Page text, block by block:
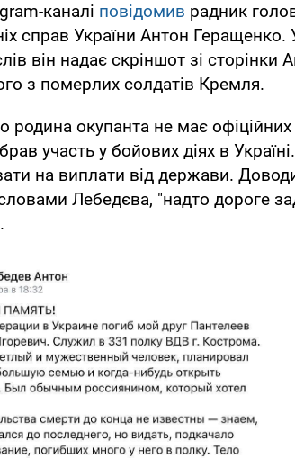
каналі повідомив радник
справ України Антон Геращенко.
він надає скріншот зі сторінки
з померлих солдатів Кремля.
родина окупанта не має офіційних
участь у бойових діях в
на виплати від держави.
Лебедєва, "надто дороге